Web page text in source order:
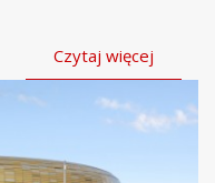
Czytaj więcej